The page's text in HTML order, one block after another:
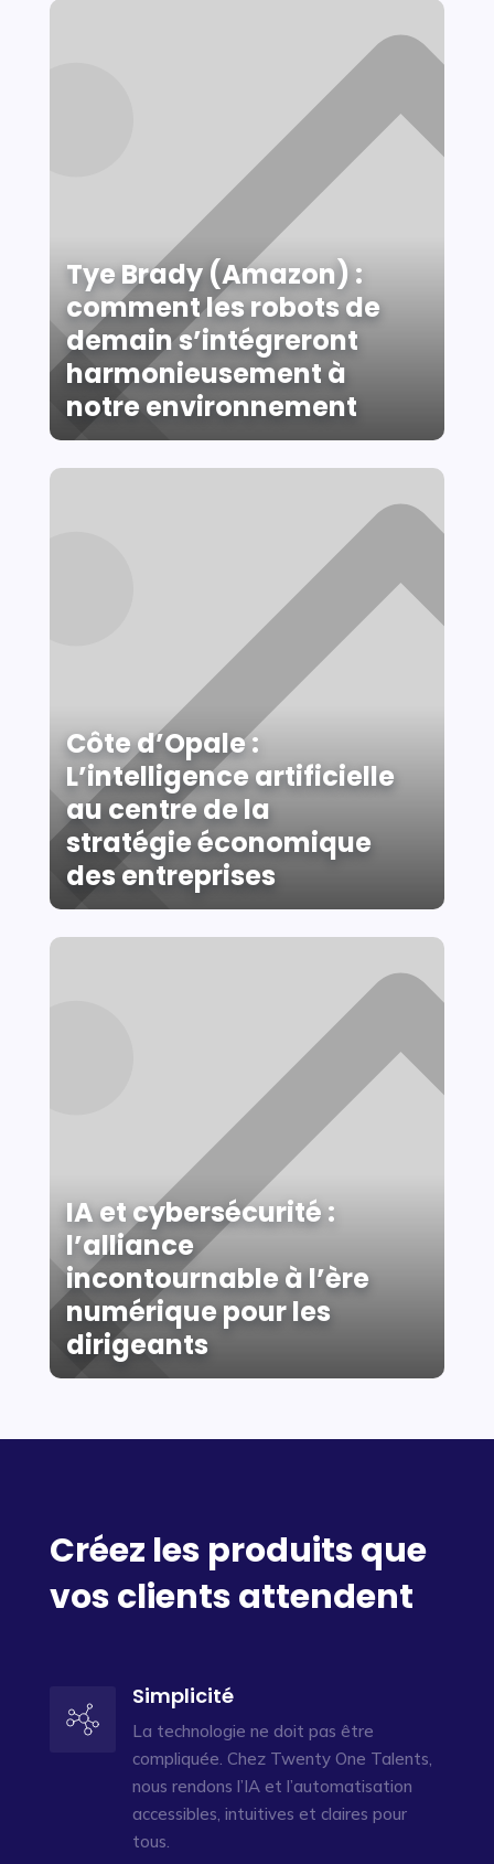
Tye Brady (Amazon) :
comment les robots de
demain s’intégreront
harmonieusement à
notre environnement
Côte d’Opale :
L’intelligence artificielle
au centre de la
stratégie économique
des entreprises
IA et cybersécurité :
l’alliance
incontournable à l’ère
numérique pour les
dirigeants
Créez les produits que
vos clients attendent
Simplicité
La technologie ne doit pas être
compliquée. Chez Twenty One Talents,
nous rendons l’IA et l’automatisation
accessibles, intuitives et claires pour
tous.